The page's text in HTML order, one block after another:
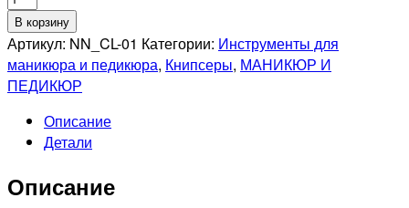
товара
NIPPON
NIPPERS
NN_CL-
Клиппер
(книпсер)
ногтей.
В корзину
Артикул: NN_CL-01 Категории: Инструменты для
маникюра и педикюра, Книпсеры, МАНИКЮР И
ПЕДИКЮР
Описание
Детали
Описание